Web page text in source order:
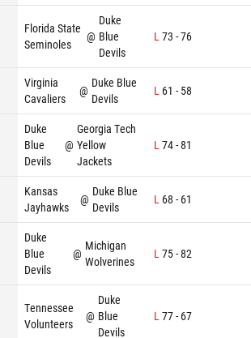
Florida State
Seminoles
@
Duke
Blue
Devils
L73 -76
Virginia
Cavaliers
@
Duke Blue
Devils
L 61 - 58
Duke
Blue
Devils
@
Georgia Tech
Yellow
Jackets
L74-81
Kansas
Jayhawks
@
Duke Blue
Devils
L 68 - 61
Duke
Blue
Devils
@
Michigan
Wolverines
L75-82
Tennessee
Volunteers
@
Duke
Blue
Devils
L77- 67